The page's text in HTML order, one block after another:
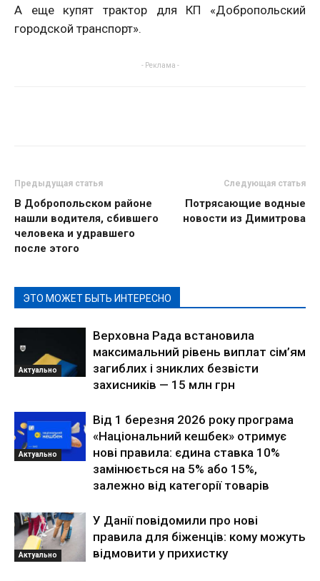
А еще купят трактор для КП «Добропольский
городской транспорт».
- Реклама -
Предыдущая статья
В Добропольском районе
нашли водителя, сбившего
человека и удравшего
после этого
Следующая статья
Потрясающие водные
новости из Димитрова
ЭТО МОЖЕТ БЫТЬ ИНТЕРЕСНО
Актуально
Верховна Рада встановила
максимальний рівень виплат сім’ям
загиблих і зниклих безвісти
захисників — 15 млн грн
Актуально
Від 1 березня 2026 року програма
«Національний кешбек» отримує
нові правила: єдина ставка 10%
замінюється на 5% або 15%,
залежно від категорії товарів
Актуально
У Данії повідомили про нові
правила для біженців: кому можуть
відмовити у прихистку